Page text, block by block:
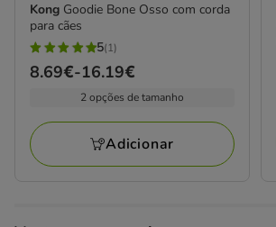
Kong Goodie Bone Osso com corda
para cães
5
estrelas
1
avaliações
5(1)
Preço
a
16.19€
8.69€-16.19€
2 opções de tamanho
Adicionar